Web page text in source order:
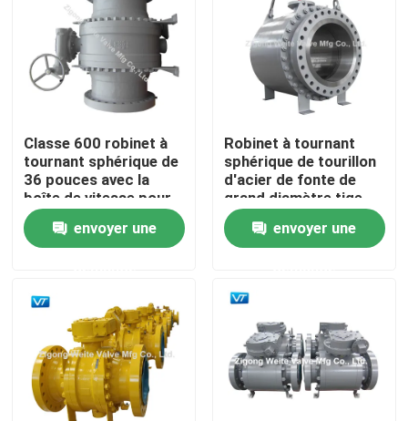
Accueil
A propos de nous
Contacts
Robinet à tournant sphérique de canalisation
Valves naturelles de gazoduc
Classe 600 robinet à
tournant sphérique de
36 pouces avec la
boîte de vitesse pour
le raffinage de pétrole
envoyer une
Robinet à tournant
sphérique de tourillon
d'acier de fonte de
grand diamètre tige
nue de 30 pouces
envoyer une